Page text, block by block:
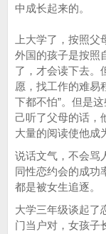
中成长起来的。
上大学了，按照
外国的孩子是按照
了，才会读下去。
愿，找工作的难易
下都不怕”。但是
己听了父母的话，
大量的阅读使他成
说话文气，不会骂
同性恋约会的成功
都是被女生追逐。
大学三年级谈起了
门当户对，女孩子